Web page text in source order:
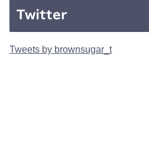
Twitter
Tweets by brownsugar_t